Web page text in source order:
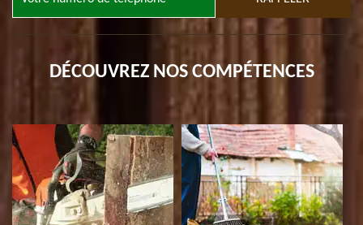
DÉCOUVREZ NOS COMPÉTENCES